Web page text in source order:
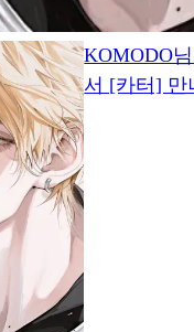
KOMODO
서 [카터] 만